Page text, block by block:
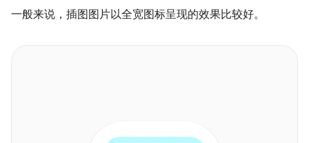
一般来说，插图图片以全宽图标呈现的效果比较好。